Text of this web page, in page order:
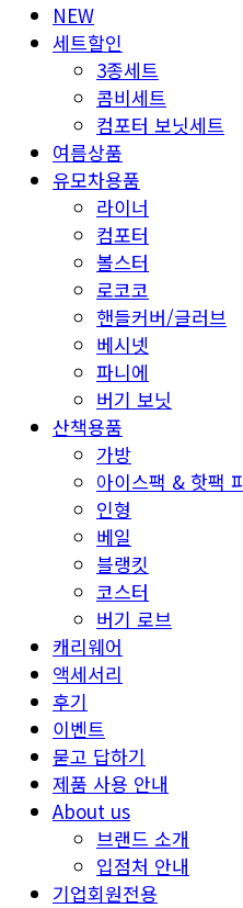
NEW
세트할인
3종세트
콤비세트
컴포터 보닛세트
여름상품
유모차용품
라이너
컴포터
볼스터
로코코
핸들커버/글러브
베시넷
파니에
버기 보닛
산책용품
가방
아이스팩 & 핫팩
인형
베일
블랭킷
코스터
버기 로브
캐리웨어
액세서리
후기
이벤트
묻고 답하기
제품 사용 안내
About us
브랜드 소개
입점처 안내
기업회원전용